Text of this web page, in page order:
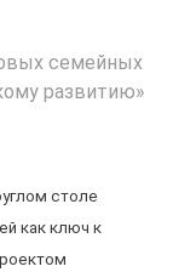
семейных
развитию»
столе
как ключ к